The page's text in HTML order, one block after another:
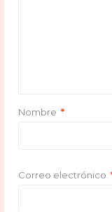
Nombre *
Correo electrónico